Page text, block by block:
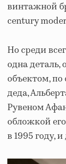
винтажной
century
Но среди
одна деталь,
объектом, по
деда,
Рувеном
обложкой
в 1995 году,